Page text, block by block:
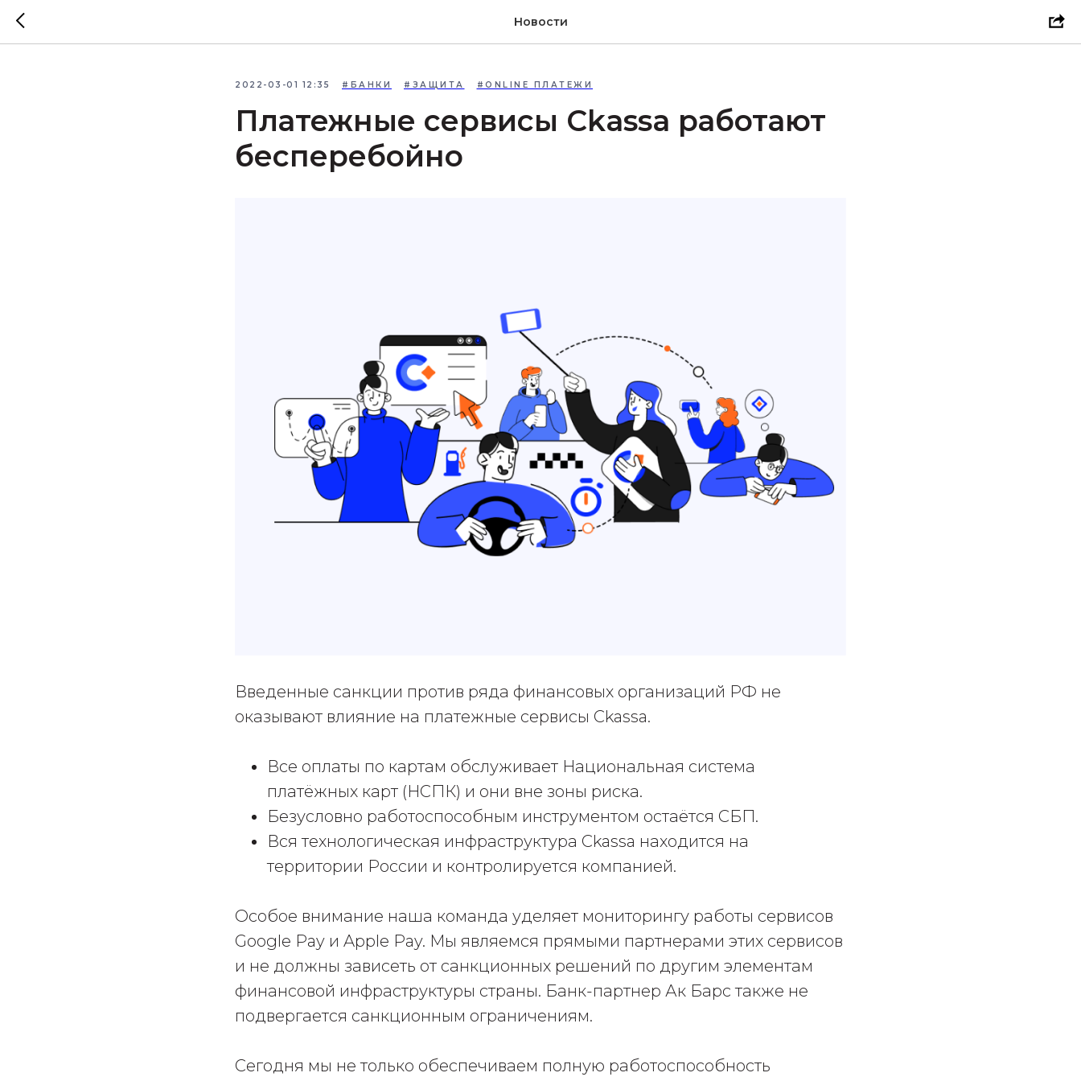
Новости
2022-03-01 12:35 #БАНКИ #ЗАЩИТА #ONLINE ПЛАТЕЖИ
Платежные сервисы Ckassa работают
бесперебойно
Введенные санкции против ряда финансовых организаций РФ не
оказывают влияние на платежные сервисы Ckassa.
Все оплаты по картам обслуживает Национальная система
платёжных карт (НСПК) и они вне зоны риска.
Безусловно работоспособным инструментом остаётся СБП.
Вся технологическая инфраструктура Ckassa находится на
территории России и контролируется компанией.
Особое внимание наша команда уделяет мониторингу работы сервисов
Google Pay и Apple Pay. Мы являемся прямыми партнерами этих сервисов
и не должны зависеть от санкционных решений по другим элементам
финансовой инфраструктуры страны. Банк-партнер Ак Барс также не
подвергается санкционным ограничениям.
Сегодня мы не только обеспечиваем полную работоспособность